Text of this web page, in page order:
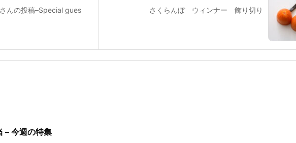
さくらんぼ ウィンナー 飾り切り
んの投稿–Special gues
– 今週の特集